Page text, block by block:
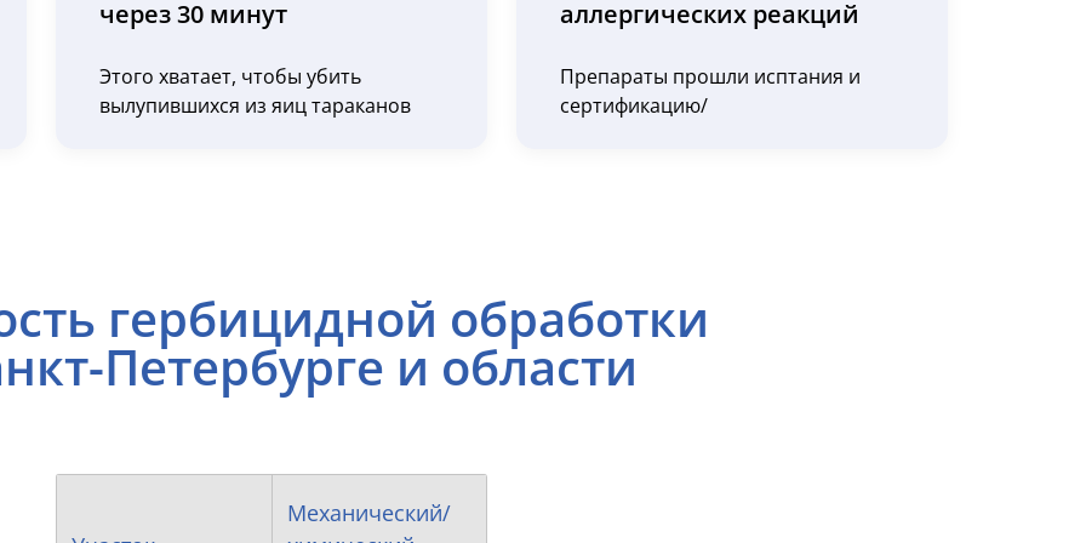
через 30 минут
Этого хватает, чтобы убить
вылупившихся из яиц тараканов
аллергических реакций
Препараты прошли исптания и
сертификацию/
гербицидной обработки
Петербурге и области
Механический/